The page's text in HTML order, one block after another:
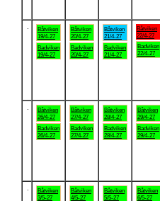
Båtviken
19/4-27
Badviken
19/4-27
Båtviken
20/4-27
Badviken
20/4-27
Båtviken
21/4-27
Badviken
21/4-27
Båtviken
22/4-27
Badviken
22/4-27
Båtviken
26/4-27
Badviken
26/4-27
Båtviken
27/4-27
Badviken
27/4-27
Båtviken
28/4-27
Badviken
28/4-27
Båtviken
29/4-27
Badviken
29/4-27
Båtviken
3/5-27
Båtviken
4/5-27
Båtviken
5/5-27
Båtviken
6/5-27